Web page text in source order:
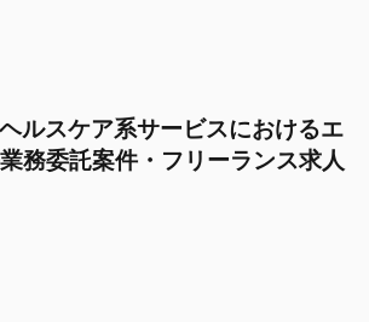
ルスケア系サービスにおけるエ
務委託案件・フリーランス求人